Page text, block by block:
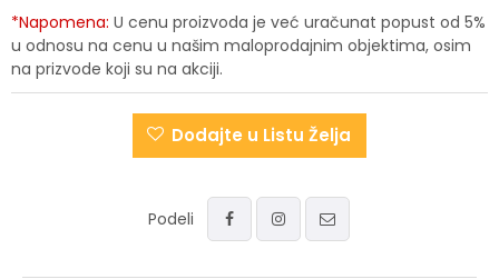
*Napomena: U cenu proizvoda je već uračunat popust od 5%
u odnosu na cenu u našim maloprodajnim objektima, osim
na prizvode koji su na akciji.
Dodajte u Listu Želja
Podeli